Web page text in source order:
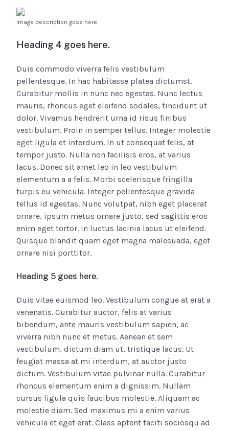
Image description gose here.
Heading 4 goes here.
Duis commodo viverra felis vestibulum
pellentesque. In hac habitasse platea dictumst.
Curabitur mollis in nunc nec egestas. Nunc lectus
mauris, rhoncus eget eleifend sodales, tincidunt ut
dolor. Vivamus hendrerit urna id risus finibus
vestibulum. Proin in semper tellus. Integer molestie
eget ligula et interdum. In ut consequat felis, at
tempor justo. Nulla non facilisis eros, at varius
lacus. Donec sit amet leo in leo vestibulum
elementum a a felis. Morbi scelerisque fringilla
turpis eu vehicula. Integer pellentesque gravida
tellus id egestas. Nunc volutpat, nibh eget placerat
ornare, ipsum metus ornare justo, sed sagittis eros
enim eget tortor. In luctus lacinia lacus ut eleifend.
Quisque blandit quam eget magna malesuada, eget
ornare nisi porttitor.
Heading 5 goes here.
Duis vitae euismod leo. Vestibulum congue at erat a
venenatis. Curabitur auctor, felis at varius
bibendum, ante mauris vestibulum sapien, ac
viverra nibh nunc et metus. Aenean et sem
vestibulum, dictum diam ut, tristique lacus. Ut
feugiat massa at mi interdum, at auctor justo
dictum. Vestibulum vitae pulvinar nulla. Curabitur
rhoncus elementum enim a dignissim. Nullam
cursus ligula quis faucibus molestie. Aliquam ac
molestie diam. Sed maximus mi a enim varius
vehicula et eget erat. Class aptent taciti sociosqu ad